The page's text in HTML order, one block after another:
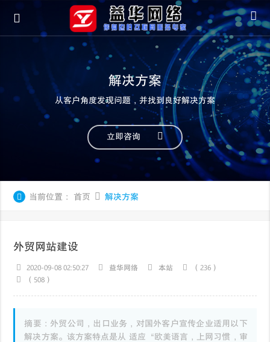
解决方案
从客户角度发现问题，并找到良好解决方案
立即咨询
当前位置： 首页 解决方案
外贸网站建设
2020-09-08 02:50:27 益华网络 本站
（236）
（508）
摘要：外贸公司，出口业务，对国外客户宣传企业适用以下
解决方案。该方案特点是从 适应“欧美语言，上网习惯，审